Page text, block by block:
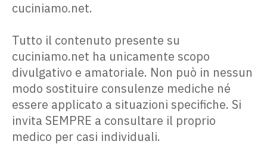
cuciniamo.net.
Tutto il contenuto presente su
cuciniamo.net ha unicamente scopo
divulgativo e amatoriale. Non può in nessun
modo sostituire consulenze mediche né
essere applicato a situazioni specifiche. Si
invita SEMPRE a consultare il proprio
medico per casi individuali.